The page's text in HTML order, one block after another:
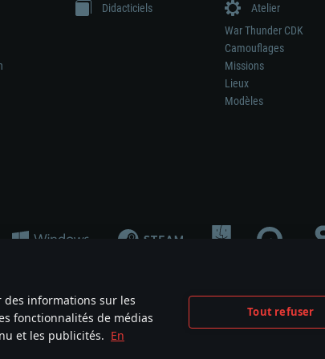
des informations sur les
fonctionnalités de médias
et les publicités. En
Tout refuser
Didacticiels
Atelier
War Thunder CDK
Camouflages
Missions
Lieux
Modèles
ce jeu ne signifie pas la participation au développement du jeu, le
brand names are the property of their respective owners.